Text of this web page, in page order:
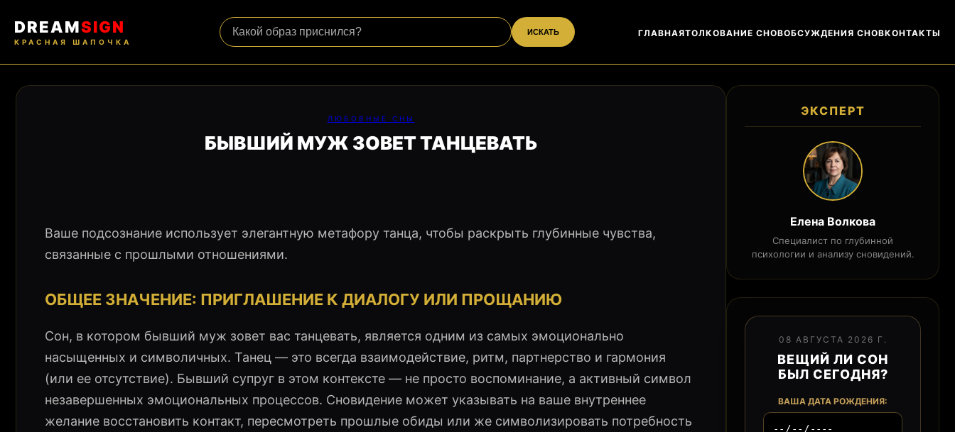
DREAMSIGN
КРАСНАЯ ШАПОЧКА
ИСКАТЬ ГЛАВНАЯТОЛКОВАНИЕ СНОВОБСУЖДЕНИЯ СНОВКОНТАКТЫ
ЛЮБОВНЫЕ СНЫ
БЫВШИЙ МУЖ ЗОВЕТ ТАНЦЕВАТЬ
Ваше подсознание использует элегантную метафору танца, чтобы раскрыть глубинные чувства,
связанные с прошлыми отношениями.
ОБЩЕЕ ЗНАЧЕНИЕ: ПРИГЛАШЕНИЕ К ДИАЛОГУ ИЛИ ПРОЩАНИЮ
Сон, в котором бывший муж зовет вас танцевать, является одним из самых эмоционально
насыщенных и символичных. Танец — это всегда взаимодействие, ритм, партнерство и гармония
(или ее отсутствие). Бывший супруг в этом контексте — не просто воспоминание, а активный символ
незавершенных эмоциональных процессов. Сновидение может указывать на ваше внутреннее
желание восстановить контакт, пересмотреть прошлые обиды или же символизировать потребность
ЭКСПЕРТ
Елена Волкова
Специалист по глубинной
психологии и анализу сновидений.
08 АВГУСТА 2026 Г.
ВЕЩИЙ ЛИ СОН
БЫЛ СЕГОДНЯ?
ВАША ДАТА РОЖДЕНИЯ: